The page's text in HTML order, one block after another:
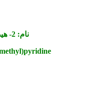
نام: 2- هیدروکسی -4-( تری فلورو متیل )پیریدین